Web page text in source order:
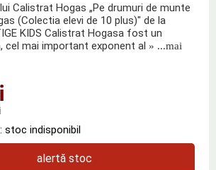
Calistrat Hogas „Pe drumuri de munte
(Colectia elevi de 10 plus)" de la
KIDS Calistrat Hogasa fost un
cel mai important exponent al » ...mai
stoc indisponibil
alertă stoc